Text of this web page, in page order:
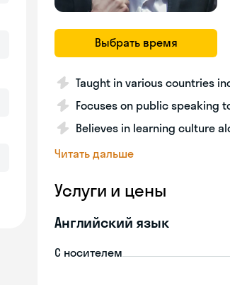
Выбрать время
Taught in various countries
Focuses on public speaking
Believes in learning culture
Читать дальше
Услуги и цены
Английский язык
С носителем